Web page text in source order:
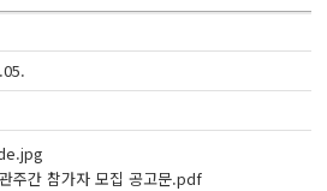
주간 참가자 모집 공고문.pdf